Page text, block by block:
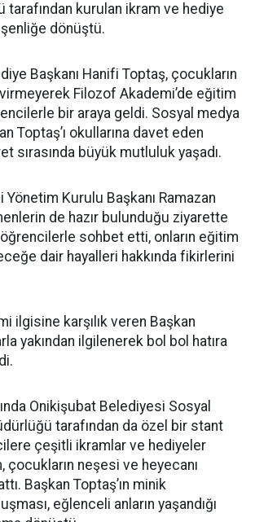
tarafından kurulan ikram ve hediye
dönüştü.
Başkanı Hanifi Toptaş, çocukların
Filozof Akademi’de eğitim
bir araya geldi. Sosyal medya
Toptaş’ı okullarına davet eden
sırasında büyük mutluluk yaşadı.
Kurulu Başkanı Ramazan
de hazır bulunduğu ziyarette
sohbet etti, onların eğitim
dair hayalleri hakkında fikirlerini
ilgisine karşılık veren Başkan
yakından ilgilenerek bol bol hatıra
Onikişubat Belediyesi Sosyal
tarafından da özel bir stant
çeşitli ikramlar ve hediyeler
çocukların neşesi ve heyecanı
Başkan Toptaş’ın minik
eğlenceli anların yaşandığı